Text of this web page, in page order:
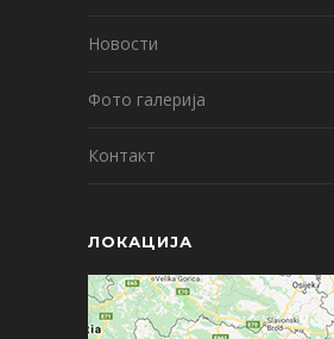
Новости
Фото галерија
Контакт
ЛОКАЦИЈА